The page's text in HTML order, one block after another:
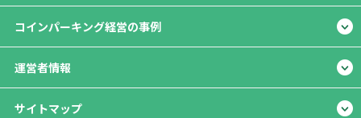
コインパーキング経営の事例
運営者情報
サイトマップ